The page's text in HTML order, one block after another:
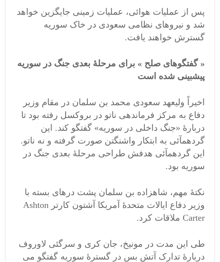
پس از عملیات هوائی، عملیات زمینی جایگزین خواهد
شد و نیروهای نظامی سعودی در خاک سوریه
گسترش خواهند یافت.
« گفتگوهای صلح » برای مرحلۀ بعدی جنگ در سوریه
پیشبینی شده است
اخیراً ولیعهد سعودی محمد بن سلمان در مقام وزیر
دفاع به مرکز فرماندهی ناتو در بروکسل رفته بود تا
دربارۀ «جنگ داخلی در سوریه» گفتگو کند. این
گردهمآئی به ابتکار واشنگتن صورت گرفته و نه ناتو.
این گردهمآئی هدفش طراحی مرحلۀ بعدی جنگ در
سوریه بود.
نکتۀ مهم، شاهزاده بن سلمان پشت درهای بسته با
وزیر دفاع ایالات متحدۀ آمریکا آشتون کارتر Ashton
Carter ملاقات کرد.
طی این مدت در مونیخ، جان کری و سرگئی لاوروف
دربارۀ تدارک آتش بس در گسترۀ سوریه گفتگو می